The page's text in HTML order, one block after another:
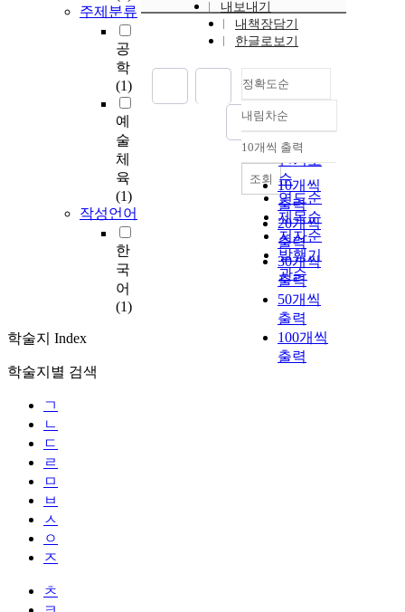
주제분류
공
학
(1)
예
술
체
육
(1)
작성언어
한
국
어
(1)
학술지 Index
학술지별 검색
ㄱ
ㄴ
ㄷ
ㄹ
ㅁ
ㅂ
ㅅ
ㅇ
ㅈ
ㅊ
내보내기
내책장담기
한글로보기
정확도순
정확도
순
인기도
순
연도순
제목순
저자순
발행기
관순
내림차순
내림차순
10개씩 출력
10개씩
출력
20개씩
출력
30개씩
출력
50개씩
출력
100개씩
출력
조회